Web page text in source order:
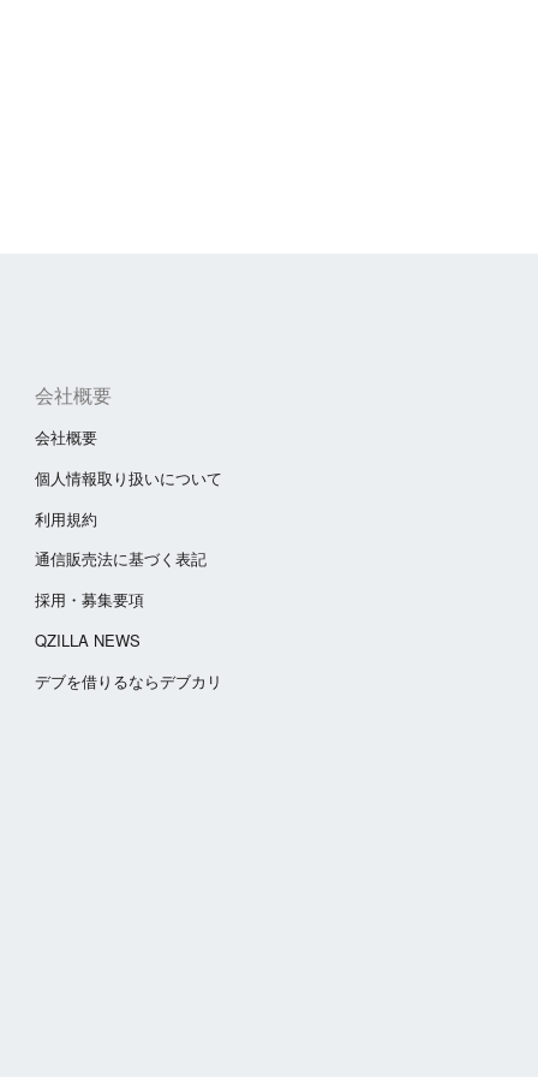
会社概要
会社概要
個人情報取り扱いについて
利用規約
通信販売法に基づく表記
採用・募集要項
QZILLA NEWS
​デブを借りるならデブカリ